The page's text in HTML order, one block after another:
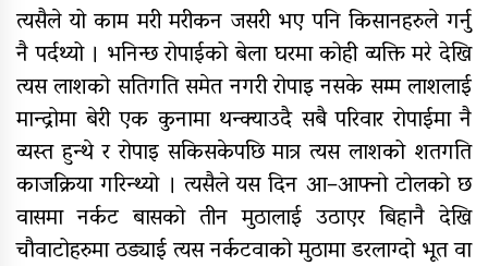
त्यसैले यो काम मरी मरीकन जसरी भए पनि किसानहरुले गर्नु
नै पर्दथ्यो । भनिन्छ रोपाईको बेला घरमा कोही व्यक्ति मरे देखि
त्यस लाशको सतिगति समेत नगरी रोपाइ नसके सम्म लाशलाई
मान्द्रोमा बेरी एक कुनामा थन्क्याउदै सबै परिवार रोपाईमा नै
व्यस्त हुन्थे र रोपाइ सकिसकेपछि मात्र त्यस लाशको शतगति
काजक्रिया गरिन्थ्यो । त्यसैले यस दिन आ–आफ्नो टोलको छ
वासमा नर्कट बासको तीन मुठालाई उठाएर बिहानै देखि
चौवाटोहरुमा ठड्याई त्यस नर्कटवाको मुठामा डरलाग्दो भूत वा